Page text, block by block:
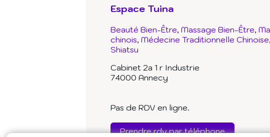
Espace Tuina
Beauté Bien-Être Massage Bien-Être
chinois Médecine Traditionnelle Chinoise
Shiatsu
Cabinet 2a 1 r Industrie
74000 Annecy
Pas de RDV en ligne.
Prendre rdv par téléphone